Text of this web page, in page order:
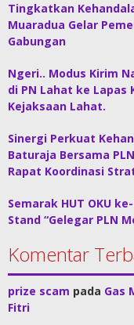
Tingkatkan
Muaradua Gelar
Gabungan
Ngeri.. Modus Kirim
di PN Lahat ke Lapas
Kejaksaan Lahat.
Sinergi Perkuat
Baturaja Bersama
Rapat Koordinasi
Semarak HUT OKU
Stand “Gelegar PLN
Komentar
prize scam pada Gas
Fitri